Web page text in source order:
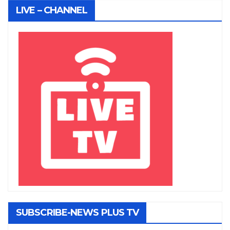
LIVE – CHANNEL
SUBSCRIBE-NEWS PLUS TV